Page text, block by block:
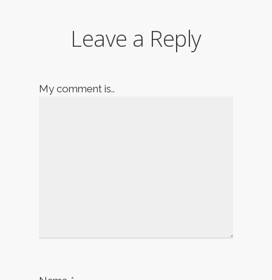
Leave a Reply
My comment is..